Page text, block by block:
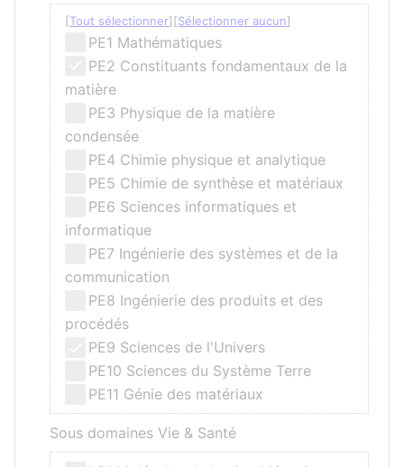
Tout sélectionner Sélectionner aucun
PE1 Mathématiques
PE2 Constituants fondamentaux de la
matière
PE3 Physique de la matière
condensée
PE4 Chimie physique et analytique
PE5 Chimie de synthèse et matériaux
PE6 Sciences informatiques et
informatique
PE7 Ingénierie des systèmes et de la
communication
PE8 Ingénierie des produits et des
procédés
PE9 Sciences de l'Univers
PE10 Sciences du Système Terre
PE11 Génie des matériaux
Sous domaines Vie & Santé